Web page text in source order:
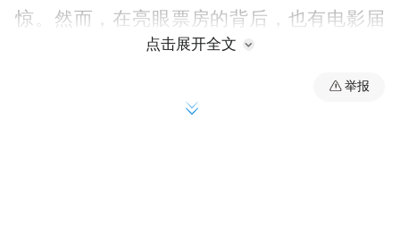
惊。然而，在亮眼票房的背后，也有电影届
人士表现出了不同意见。其中，导演冯小刚
就表示在影院看《速激7》只看到一半，没有
点击展开全文
举报